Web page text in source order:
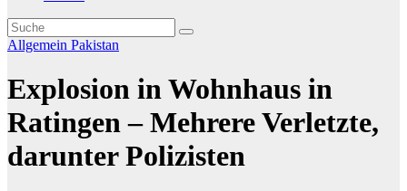
Allgemein Pakistan
Explosion in Wohnhaus in
Ratingen – Mehrere Verletzte,
darunter Polizisten